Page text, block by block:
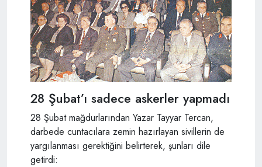
28 Şubat’ı sadece askerler yapmadı
28 Şubat mağdurlarından Yazar Tayyar Tercan,
darbede cuntacılara zemin hazırlayan sivillerin de
yargılanması gerektiğini belirterek, şunları dile
getirdi: